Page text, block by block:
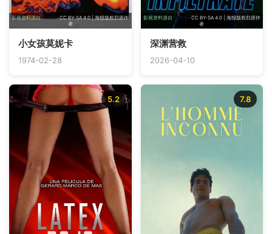
影视资料源自TMDB· CC BY-SA 4.0 | 海报版权归原作
者
小女孩莫妮卡
1974-02-28
影视资料源自 TMDB · CC BY-SA 4.0 | 海报版权归原作
者
深渊营救
2026-04-10
5.2 7.8